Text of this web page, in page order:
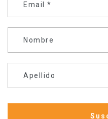
Email *
Nombre
Apellido